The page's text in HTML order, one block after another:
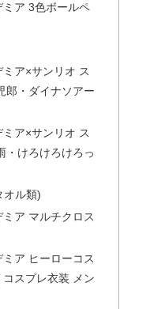
ア 3色ボールペ
ア×サンリオ ス
郎・ダイナソアー
ア×サンリオ ス
・けろけろけろっ
オル類)
ア マルチクロス
ア ヒーローコス
スプレ衣装 メン